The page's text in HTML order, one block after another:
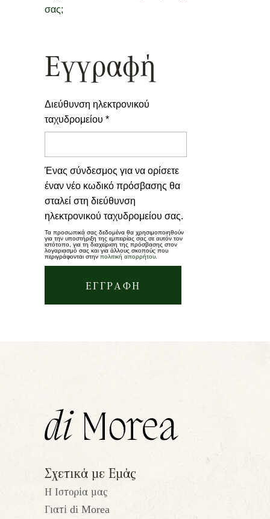
σας;
Εγγραφή
Διεύθυνση ηλεκτρονικού
ταχυδρομείου *Απαιτείται
Ένας σύνδεσμος για να ορίσετε
έναν νέο κωδικό πρόσβασης θα
σταλεί στη διεύθυνση
ηλεκτρονικού ταχυδρομείου σας.
Τα προσωπικά σας δεδομένα θα χρησιμοποιηθούν
για την υποστήριξη της εμπειρίας σας σε αυτόν τον
ιστότοπο, για τη διαχείριση της πρόσβασης στον
λογαριασμό σας και για άλλους σκοπούς που
περιγράφονται στην πολιτική απορρήτου
ΕΓΓΡΑΦΉ
Σχετικά με Εμάς
Η Ιστορία μας
Γιατί di Morea